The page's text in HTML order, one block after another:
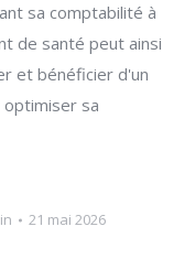
sa comptabilité à
de santé peut ainsi
et bénéficier d'un
sa
21 mai 2026